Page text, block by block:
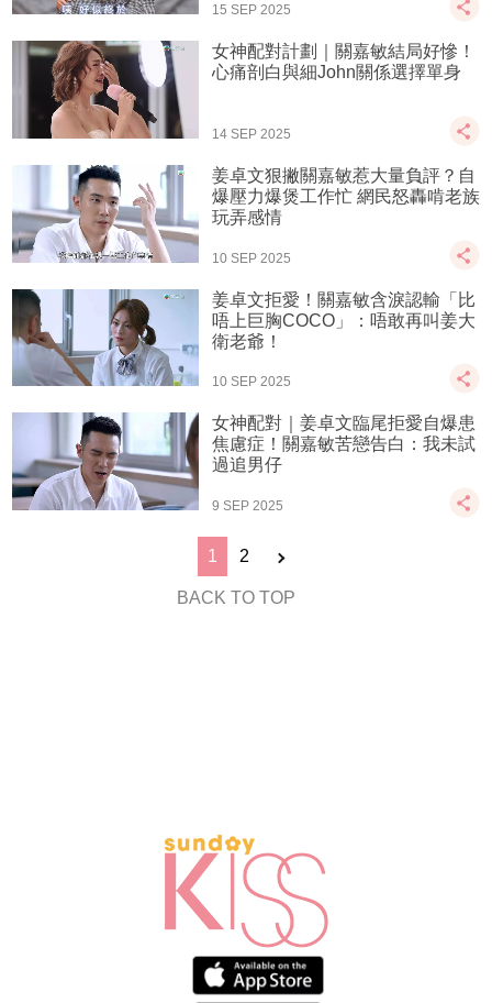
15 SEP 2025
女神配對計劃｜關嘉敏結局好慘！
心痛剖白與細John關係選擇單身
14 SEP 2025
姜卓文狠撇關嘉敏惹大量負評？自
爆壓力爆煲工作忙 網民怒轟啃老族
玩弄感情
10 SEP 2025
姜卓文拒愛！關嘉敏含淚認輸「比
唔上巨胸COCO」：唔敢再叫姜大
衛老爺！
10 SEP 2025
女神配對｜姜卓文臨尾拒愛自爆患
焦慮症！關嘉敏苦戀告白：我未試
過追男仔
9 SEP 2025
1 2
BACK TO TOP